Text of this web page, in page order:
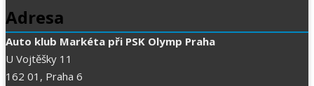
Adresa
Auto klub Markéta při PSK Olymp Praha
U Vojtěšky 11
162 01, Praha 6